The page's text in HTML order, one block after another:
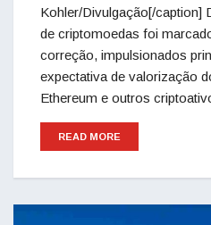
Kohler/Divulgação[/caption]
de criptomoedas foi
correção, impulsionados
expectativa de valorização
Ethereum e outros
READ MORE